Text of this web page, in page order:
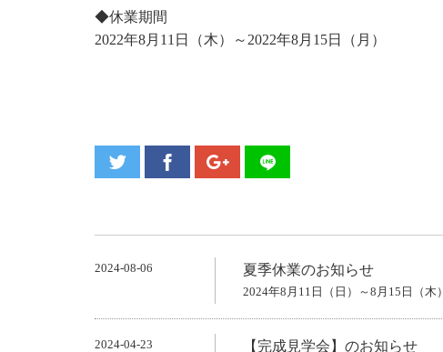
◆休業期間
2022年8月11日（木）～2022年8月15日（月）
2024-08-06 夏季休業のお知らせ
2024年8月11日（日）～8月15日（木）
2024-04-23 【完成見学会】のお知らせ